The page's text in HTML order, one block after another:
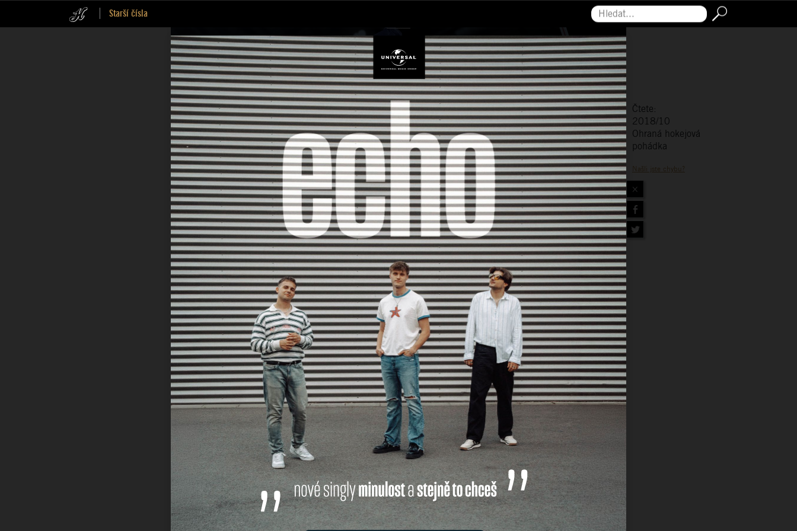
Starší čísla
Hledat...
Čtete:
2018/10
Ohraná hokejová
pohádka
Našli jste chybu?
×